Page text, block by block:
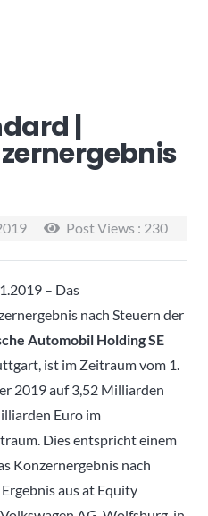
|
Post Views : 230
– Das
nach Steuern der
Automobil Holding SE
ist im Zeitraum vom 1.
2019 auf 3,52 Milliarden
Euro im
Dies entspricht einem
Konzernergebnis nach
aus at Equity